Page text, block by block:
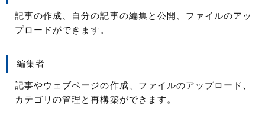
記事の作成、自分の記事の編集と公開、ファイルのアッ
プロードができます。
編集者
記事やウェブページの作成、ファイルのアップロード、
カテゴリの管理と再構築ができます。